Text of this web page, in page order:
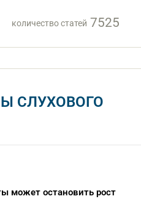
количество статей 7525
СЛУХОВОГО
может остановить рост